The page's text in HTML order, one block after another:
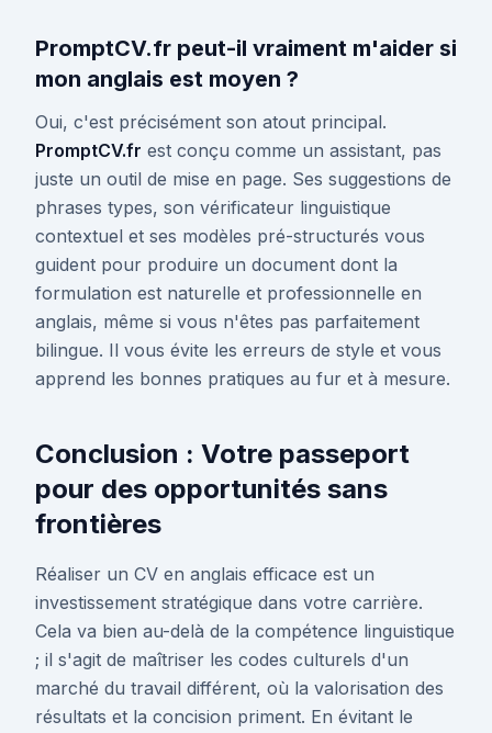
PromptCV.fr peut-il vraiment m'aider si
mon anglais est moyen ?
Oui, c'est précisément son atout principal.
PromptCV.fr est conçu comme un assistant, pas
juste un outil de mise en page. Ses suggestions de
phrases types, son vérificateur linguistique
contextuel et ses modèles pré-structurés vous
guident pour produire un document dont la
formulation est naturelle et professionnelle en
anglais, même si vous n'êtes pas parfaitement
bilingue. Il vous évite les erreurs de style et vous
apprend les bonnes pratiques au fur et à mesure.
Conclusion : Votre passeport
pour des opportunités sans
frontières
Réaliser un CV en anglais efficace est un
investissement stratégique dans votre carrière.
Cela va bien au-delà de la compétence linguistique
; il s'agit de maîtriser les codes culturels d'un
marché du travail différent, où la valorisation des
résultats et la concision priment. En évitant le